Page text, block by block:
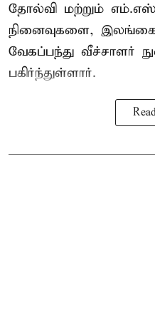
தோல்வி மற்றும்
நினைவுகளை,
வேகப்பந்து வீச்சாளர்
பகிர்ந்துள்ளார்.